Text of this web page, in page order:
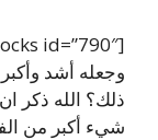
وجعله أشد وأكبر
ذلك؟ الله ذكر
شيء أكبر من